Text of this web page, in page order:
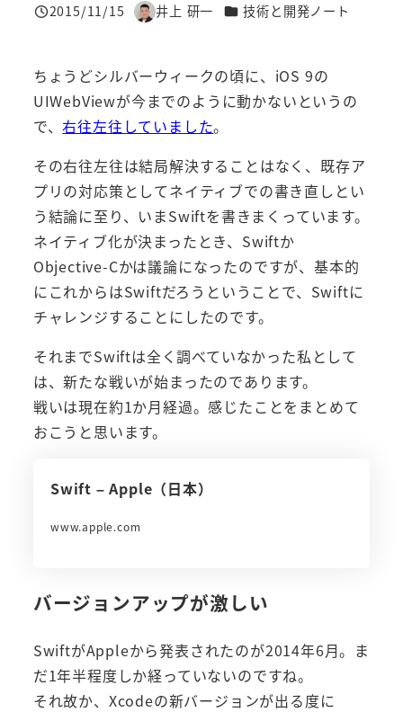
投稿日
2015/11/15
著
井上 研一 カテゴリー
技術と開発ノート
ちょうどシルバーウィークの頃に、iOS 9の
UIWebViewが今までのように動かないというの
で、右往左往していました。
その右往左往は結局解決することはなく、既存ア
プリの対応策としてネイティブでの書き直しとい
う結論に至り、いまSwiftを書きまくっています。
ネイティブ化が決まったとき、Swiftか
Objective-Cかは議論になったのですが、基本的
にこれからはSwiftだろうということで、Swiftに
チャレンジすることにしたのです。
それまでSwiftは全く調べていなかった私として
は、新たな戦いが始まったのであります。
戦いは現在約1か月経過。感じたことをまとめて
おこうと思います。
Swift – Apple（日本）
www.apple.com
バージョンアップが激しい
SwiftがAppleから発表されたのが2014年6月。ま
だ1年半程度しか経っていないのですね。
それ故か、Xcodeの新バージョンが出る度に